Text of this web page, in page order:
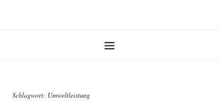
Schlagwort: Umweltleistung